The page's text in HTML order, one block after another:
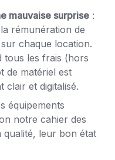
mauvaise surprise :
rémunération de
chaque location.
tous les frais (hors
de matériel est
clair et digitalisé.
équipements
notre cahier des
leur bon état